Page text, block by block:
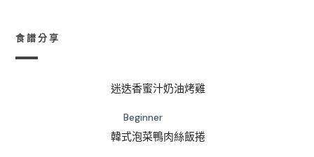
食譜分享
迷迭香蜜汁奶油烤雞
Beginner
韓式泡菜鴨肉絲飯捲